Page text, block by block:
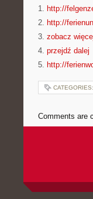
1. http://
2. http://
3. zobacz
4. przejdź dalej
5. http://
CATEGORIES:
Comments are